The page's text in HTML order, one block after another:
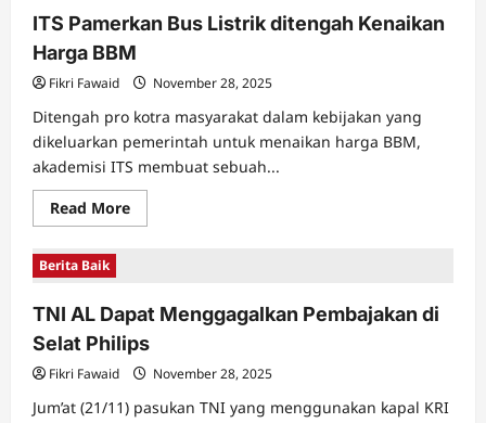
100
%
ITS Pamerkan Bus Listrik ditengah Kenaikan
Harga BBM
Fikri Fawaid November 28, 2025
Ditengah pro kotra masyarakat dalam kebijakan yang
dikeluarkan pemerintah untuk menaikan harga BBM,
akademisi ITS membuat sebuah...
Read MoreRead
more
ditengah
Kenaikan
Harga
BBM
Berita Baik
TNI AL Dapat Menggagalkan Pembajakan di
Selat Philips
Fikri Fawaid November 28, 2025
Jum’at (21/11) pasukan TNI yang menggunakan kapal KRI